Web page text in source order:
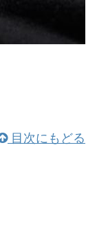
目次にもどる